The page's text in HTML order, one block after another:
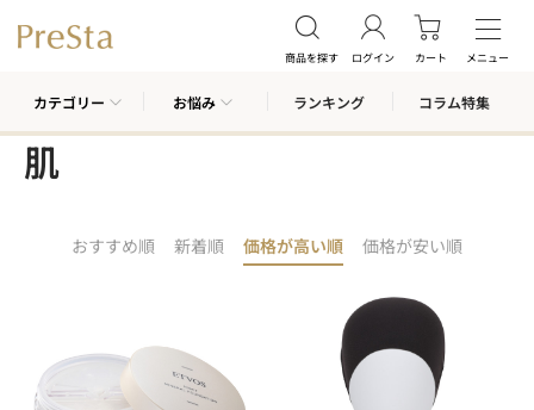
商品を探す ログイン カート メニュー
カテゴリー お悩み ランキング コラム特集
肌
おすすめ順 新着順 価格が高い順 価格が安い順